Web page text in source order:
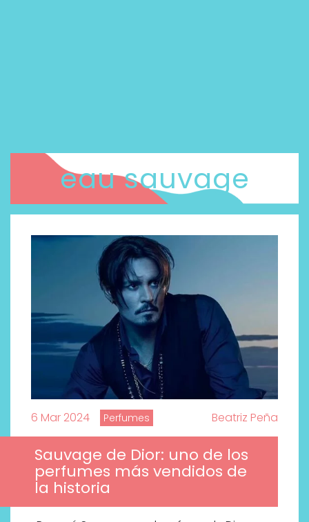
eau sauvage
6 Mar 2024 Perfumes Beatriz Peña
Sauvage de Dior: uno de los
perfumes más vendidos de
la historia